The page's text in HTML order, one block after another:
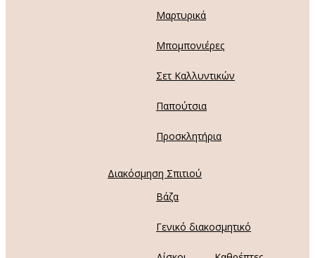
Μαρτυρικά
Μπομπονιέρες
Σετ Καλλυντικών
Παπούτσια
Προσκλητήρια
Διακόσμηση Σπιτιού
Βάζα
Γενικό διακοσμητικό